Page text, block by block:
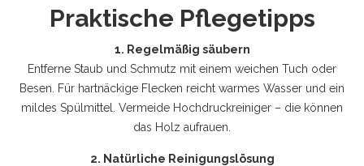
Praktische Pflegetipps
1. Regelmäßig säubern
Entferne Staub und Schmutz mit einem weichen Tuch oder
Besen. Für hartnäckige Flecken reicht warmes Wasser und ein
mildes Spülmittel. Vermeide Hochdruckreiniger – die können
das Holz aufrauen.
2. Natürliche Reinigungslösung